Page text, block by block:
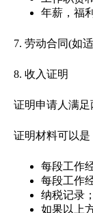
年薪，福
7. 劳动合同(如
8. 收入证明
证明申请人满
证明材料可以是
每段工作
每段工作
纳税记录；
如果以上